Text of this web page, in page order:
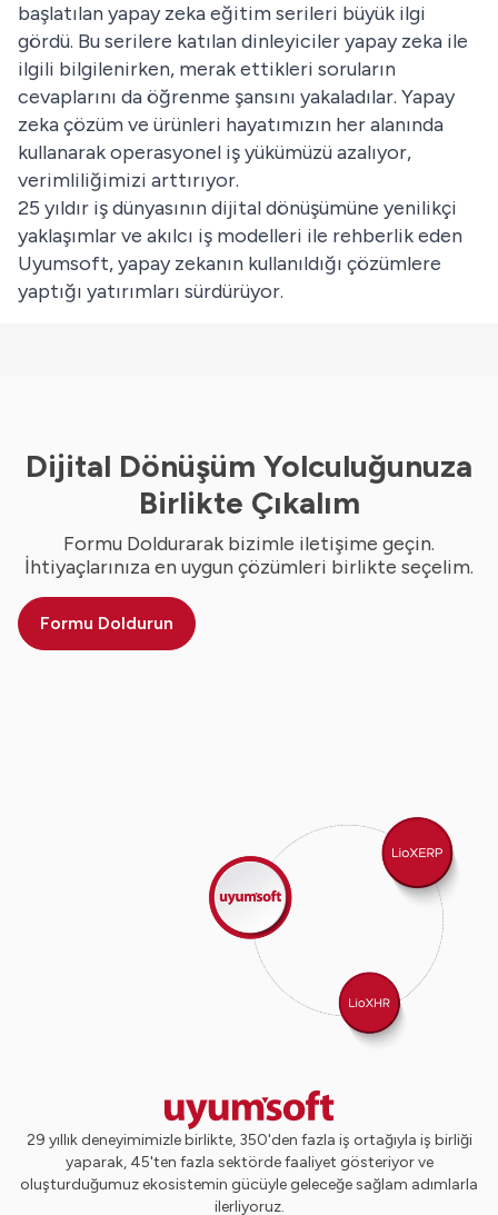
başlatılan yapay zeka eğitim serileri büyük ilgi
gördü. Bu serilere katılan dinleyiciler yapay zeka ile
ilgili bilgilenirken, merak ettikleri soruların
cevaplarını da öğrenme şansını yakaladılar. Yapay
zeka çözüm ve ürünleri hayatımızın her alanında
kullanarak operasyonel iş yükümüzü azalıyor,
verimliliğimizi arttırıyor.
25 yıldır iş dünyasının dijital dönüşümüne yenilikçi
yaklaşımlar ve akılcı iş modelleri ile rehberlik eden
Uyumsoft, yapay zekanın kullanıldığı çözümlere
yaptığı yatırımları sürdürüyor.
Dijital Dönüşüm Yolculuğunuza
Birlikte Çıkalım
Formu Doldurarak bizimle iletişime geçin.
İhtiyaçlarınıza en uygun çözümleri birlikte seçelim.
Formu Doldurun
29 yıllık deneyimimizle birlikte, 350'den fazla iş ortağıyla iş birliği
yaparak, 45'ten fazla sektörde faaliyet gösteriyor ve
oluşturduğumuz ekosistemin gücüyle geleceğe sağlam adımlarla
ilerliyoruz.